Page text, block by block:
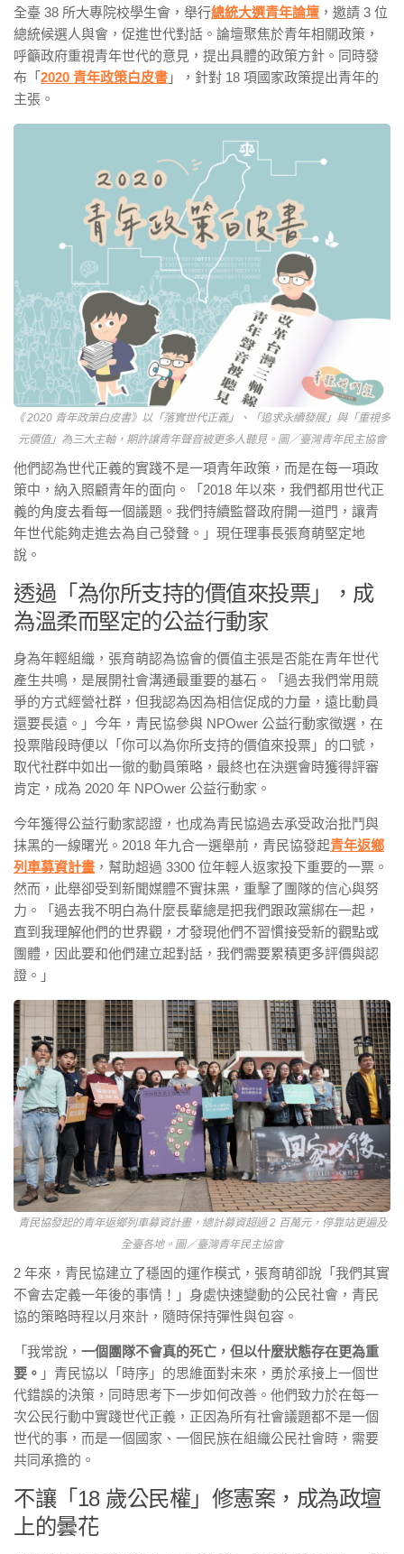
全臺 38 所大專院校學生會，舉行總統大選青年論壇 ，邀請 3 位
總統候選人與會，促進世代對話。論壇聚焦於青年相關政策，
呼籲政府重視青年世代的意見，提出具體的政策方針。同時發
布「 2020 青年政策白皮書 」，針對 18 項國家政策提出青年的
主張。
《 2020 青年政策白皮書》以「落實世代正義」、「追求永續發展」與「重視多
元價值」為三大主軸，期許讓青年聲音被更多人聽見。圖／臺灣青年民主協會
他們認為世代正義的實踐不是一項青年政策，而是在每一項政
策中，納入照顧青年的面向。「2018 年以來，我們都用世代正
義的角度去看每一個議題。我們持續監督政府開一道門，讓青
年世代能夠走進去為自己發聲。」現任理事長張育萌堅定地
說。
透過「為你所支持的價值來投票」，成
為溫柔而堅定的公益行動家
身為年輕組織，張育萌認為協會的價值主張是否能在青年世代
產生共鳴，是展開社會溝通最重要的基石。「過去我們常用競
爭的方式經營社群，但我認為因為相信促成的力量，遠比動員
還要長遠。」今年，青民協參與 NPOwer 公益行動家徵選，在
投票階段時便以「你可以為你所支持的價值來投票」的口號，
取代社群中如出一徹的動員策略，最終也在決選會時獲得評審
肯定，成為 2020 年 NPOwer 公益行動家。
今年獲得公益行動家認證，也成為青民協過去承受政治批鬥與
抹黑的一線曙光。2018 年九合一選舉前，青民協發起青年返鄉
列車募資計畫 ，幫助超過 3300 位年輕人返家投下重要的一票。
然而，此舉卻受到新聞媒體不實抹黑，重擊了團隊的信心與努
力。「過去我不明白為什麼長輩總是把我們跟政黨綁在一起，
直到我理解他們的世界觀，才發現他們不習慣接受新的觀點或
團體，因此要和他們建立起對話，我們需要累積更多評價與認
證。」
青民協發起的青年返鄉列車募資計畫，總計募資超過 2 百萬元，停靠站更遍及
全臺各地。圖／臺灣青年民主協會
2 年來，青民協建立了穩固的運作模式，張育萌卻說「我們其實
不會去定義一年後的事情！」身處快速變動的公民社會，青民
協的策略時程以月來計，隨時保持彈性與包容。
「我常說， 一個團隊不會真的死亡，但以什麼狀態存在更為重
要。 」青民協以「時序」的思維面對未來，勇於承接上一個世
代錯誤的決策，同時思考下一步如何改善。他們致力於在每一
次公民行動中實踐世代正義，正因為所有社會議題都不是一個
世代的事，而是一個國家、一個民族在組織公民社會時，需要
共同承擔的。
不讓「18 歲公民權」修憲案，成為政壇
上的曇花